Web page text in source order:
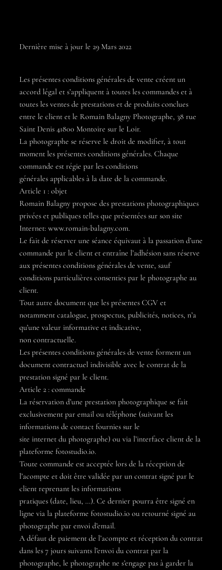
Dernière mise à jour le 29 Mars 2022
Les présentes conditions générales de vente créent un
accord légal et s’appliquent à toutes les commandes et à
toutes les ventes de prestations et de produits conclues
entre le client et le Romain Balagny Photographe, 38 rue
Saint Denis 41800 Montoire sur le Loir.
La photographe se réserve le droit de modifier, à tout
moment les présentes conditions générales. Chaque
commande est régie par les conditions
générales applicables à la date de la commande.
Article 1 : objet
Romain Balagny propose des prestations photographiques
privées et publiques telles que présentées sur son site
Internet: www.romain-balagny.com.
Le fait de réserver une séance équivaut à la passation d’une
commande par le client et entraîne l’adhésion sans réserve
aux présentes conditions générales de vente, sauf
conditions particulières consenties par le photographe au
client.
Tout autre document que les présentes CGV et
notamment catalogue, prospectus, publicités, notices, n’a
qu’une valeur informative et indicative,
non contractuelle.
Les présentes conditions générales de vente forment un
document contractuel indivisible avec le contrat de la
prestation signé par le client.
Article 2 : commande
La réservation d’une prestation photographique se fait
exclusivement par email ou téléphone (suivant les
informations de contact fournies sur le
site internet du photographe) ou via l’interface client de la
plateforme fotostudio.io.
Toute commande est acceptée lors de la réception de
l’acompte et doit être validée par un contrat signé par le
client reprenant les informations
pratiques (date, lieu, …). Ce dernier pourra être signé en
ligne via la plateforme fotostudio.io ou retourné signé au
photographe par envoi d’email.
A défaut de paiement de l’acompte et réception du contrat
dans les 7 jours suivants l’envoi du contrat par la
photographe, le photographe ne s’engage pas à garder la